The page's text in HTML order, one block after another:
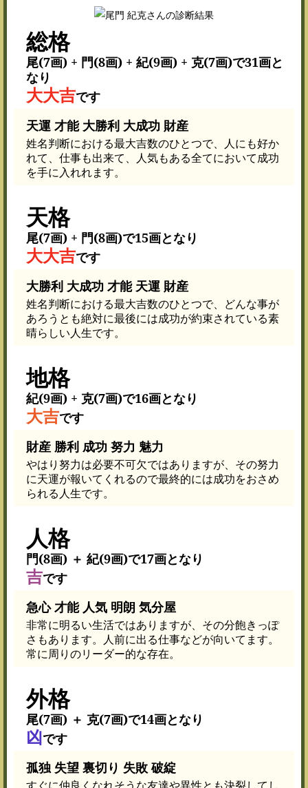
総格
尾(7画) + 門(8画) + 紀(9画) + 克(7画)で31画と
なり
大大吉です
天運 才能 大勝利 大成功 財産
姓名判断における最大吉数のひとつで、人にも好か
れて、仕事も出来て、人気もある全てにおいて成功
を手に入れれます。
天格
尾(7画) + 門(8画)で15画となり
大大吉です
大勝利 大成功 才能 天運 財産
姓名判断における最大吉数のひとつで、どんな事が
あろうとも絶対に最後には成功が約束されている素
晴らしい人生です。
地格
紀(9画) + 克(7画)で16画となり
大吉です
財産 勝利 成功 努力 魅力
やはり努力は必要不可欠ではありますが、その努力
に天運が報いてくれるので最終的には成功をおさめ
られる人生です。
人格
門(8画) ＋ 紀(9画)で17画となり
吉です
急心 才能 人気 明朗 気分屋
非常に明るい生活ではありますが、その分飽きっぽ
さもあります。人前に出る仕事などが向いてます。
常に周りのリーダー的な存在。
外格
尾(7画) ＋ 克(7画)で14画となり
凶です
孤独 失望 裏切り 失敗 破綻